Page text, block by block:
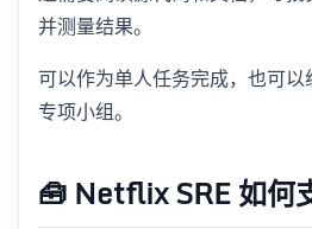
并测量结果。
可以作为单人任务完成，也可
专项小组。
🧰 Netflix SRE 如何